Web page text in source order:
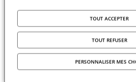
chercheurs en sciences
philosophie.
- - -
Informations pratiques
TOUT ACCEPTER
TOUT REFUSER
PERSONNALISER MES